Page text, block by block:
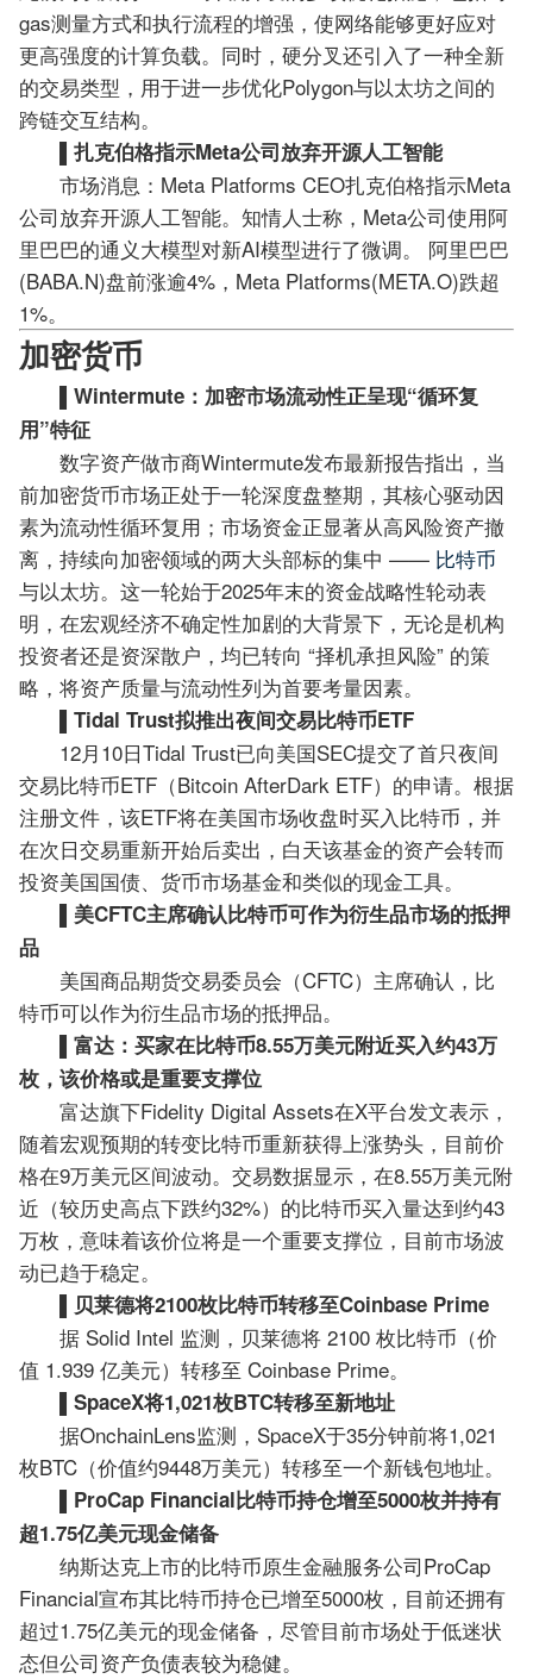
gas测量方式和执行流程的增强，使网络能够更好应对
更高强度的计算负载。同时，硬分叉还引入了一种全新
的交易类型，用于进一步优化Polygon与以太坊之间的
跨链交互结构。
▌扎克伯格指示Meta公司放弃开源人工智能
市场消息：Meta Platforms CEO扎克伯格指示Meta
公司放弃开源人工智能。知情人士称，Meta公司使用阿
里巴巴的通义大模型对新AI模型进行了微调。 阿里巴巴
(BABA.N)盘前涨逾4%，Meta Platforms(META.O)跌超
1%。
加密货币
▌Wintermute：加密市场流动性正呈现“循环复
用”特征
数字资产做市商Wintermute发布最新报告指出，当
前加密货币市场正处于一轮深度盘整期，其核心驱动因
素为流动性循环复用；市场资金正显著从高风险资产撤
离，持续向加密领域的两大头部标的集中 —— 比特币
与以太坊。这一轮始于2025年末的资金战略性轮动表
明，在宏观经济不确定性加剧的大背景下，无论是机构
投资者还是资深散户，均已转向 “择机承担风险” 的策
略，将资产质量与流动性列为首要考量因素。
▌Tidal Trust拟推出夜间交易比特币ETF
12月10日Tidal Trust已向美国SEC提交了首只夜间
交易比特币ETF（Bitcoin AfterDark ETF）的申请。根据
注册文件，该ETF将在美国市场收盘时买入比特币，并
在次日交易重新开始后卖出，白天该基金的资产会转而
投资美国国债、货币市场基金和类似的现金工具。
▌美CFTC主席确认比特币可作为衍生品市场的抵押
品
美国商品期货交易委员会（CFTC）主席确认，比
特币可以作为衍生品市场的抵押品。
▌富达：买家在比特币8.55万美元附近买入约43万
枚，该价格或是重要支撑位
富达旗下Fidelity Digital Assets在X平台发文表示，
随着宏观预期的转变比特币重新获得上涨势头，目前价
格在9万美元区间波动。交易数据显示，在8.55万美元附
近（较历史高点下跌约32%）的比特币买入量达到约43
万枚，意味着该价位将是一个重要支撑位，目前市场波
动已趋于稳定。
▌贝莱德将2100枚比特币转移至Coinbase Prime
据 Solid Intel 监测，贝莱德将 2100 枚比特币（价
值 1.939 亿美元）转移至 Coinbase Prime。
▌SpaceX将1,021枚BTC转移至新地址
据OnchainLens监测，SpaceX于35分钟前将1,021
枚BTC（价值约9448万美元）转移至一个新钱包地址。
▌ProCap Financial比特币持仓增至5000枚并持有
超1.75亿美元现金储备
纳斯达克上市的比特币原生金融服务公司ProCap
Financial宣布其比特币持仓已增至5000枚，目前还拥有
超过1.75亿美元的现金储备，尽管目前市场处于低迷状
态但公司资产负债表较为稳健。